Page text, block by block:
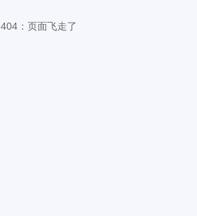
404：页面飞走了